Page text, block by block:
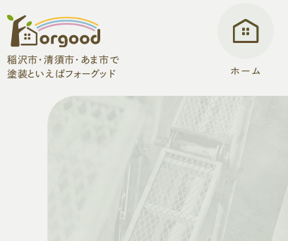
稲沢市・清須市・あま市で
塗装といえばフォーグッド
ホーム